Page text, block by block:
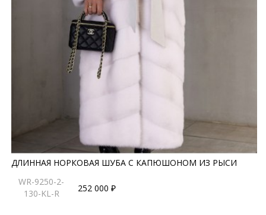
придает дополнительный шик и элегантность. Более
того, капюшон целиком выполнен из натурального
*описание несет информационный характер, состав и
правила ухода могут быть изменены производителем
ДЛИННАЯ НОРКОВАЯ ШУБА С КАПЮШОНОМ ИЗ РЫСИ
WR-9250-2-
130-KL-R
252 000 ₽